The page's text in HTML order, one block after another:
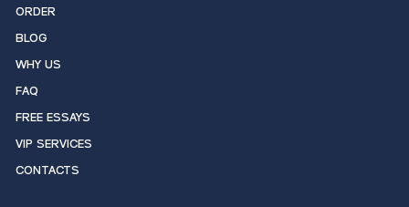
ORDER
BLOG
WHY US
FAQ
FREE ESSAYS
VIP SERVICES
CONTACTS